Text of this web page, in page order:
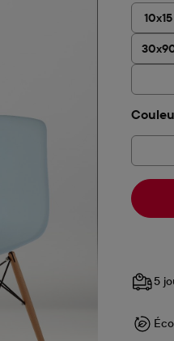
10x15
5